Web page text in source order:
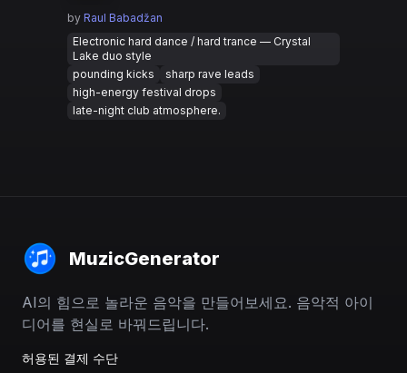
by Raul Babadžan
Electronic hard dance / hard trance — Crystal
Lake duo style
pounding kicks
sharp rave leads
high-energy festival drops
late-night club atmosphere.
MuzicGenerator
AI의 힘으로 놀라운 음악을 만들어보세요. 음악적 아이
디어를 현실로 바꿔드립니다.
허용된 결제 수단